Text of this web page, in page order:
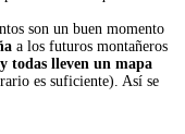
son un buen momento
a los futuros montañeros
todas lleven un mapa
es suficiente). Así se